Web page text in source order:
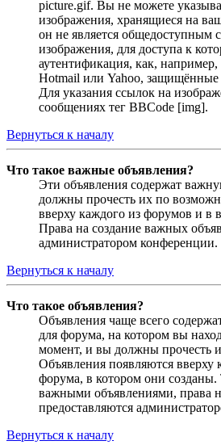
picture.gif. Вы не можете
изображения, хранящиеся на
он не является общедоступным
изображения, для доступа к
аутентификация, как,
Hotmail или Yahoo, защищённые
Для указания ссылок на
сообщениях тег BBCode [img].
Вернуться к началу
Что такое важные объявления?
Эти объявления содержат
должны прочесть их по
вверху каждого из форумов и в
Права на создание важных
администратором конференции.
Вернуться к началу
Что такое объявления?
Объявления чаще всего
для форума, на котором вы
момент, и вы должны прочесть
Объявления появляются вверху
форума, в котором они созданы.
важными объявлениями, права
предоставляются
Вернуться к началу